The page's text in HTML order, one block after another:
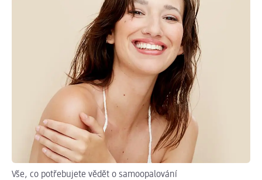
Vše, co potřebujete vědět o samoopalování